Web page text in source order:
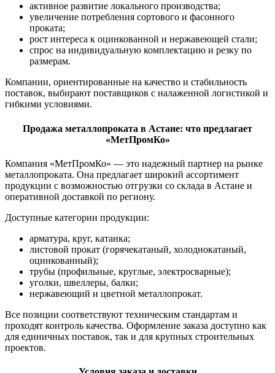
активное развитие локального производства;
увеличение потребления сортового и фасонного
проката;
рост интереса к оцинкованной и нержавеющей стали;
спрос на индивидуальную комплектацию и резку по
размерам.
Компании, ориентированные на качество и стабильность
поставок, выбирают поставщиков с налаженной логистикой и
гибкими условиями.
Продажа металлопроката в Астане: что предлагает
«МетПромКо»
Компания «МетПромКо» — это надежный партнер на рынке
металлопроката. Она предлагает широкий ассортимент
продукции с возможностью отгрузки со склада в Астане и
оперативной доставкой по региону.
Доступные категории продукции:
арматура, круг, катанка;
листовой прокат (горячекатаный, холоднокатаный,
оцинкованный);
трубы (профильные, круглые, электросварные);
уголки, швеллеры, балки;
нержавеющий и цветной металлопрокат.
Все позиции соответствуют техническим стандартам и
проходят контроль качества. Оформление заказа доступно как
для единичных поставок, так и для крупных строительных
проектов.